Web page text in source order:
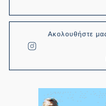
Ακολουθήστε